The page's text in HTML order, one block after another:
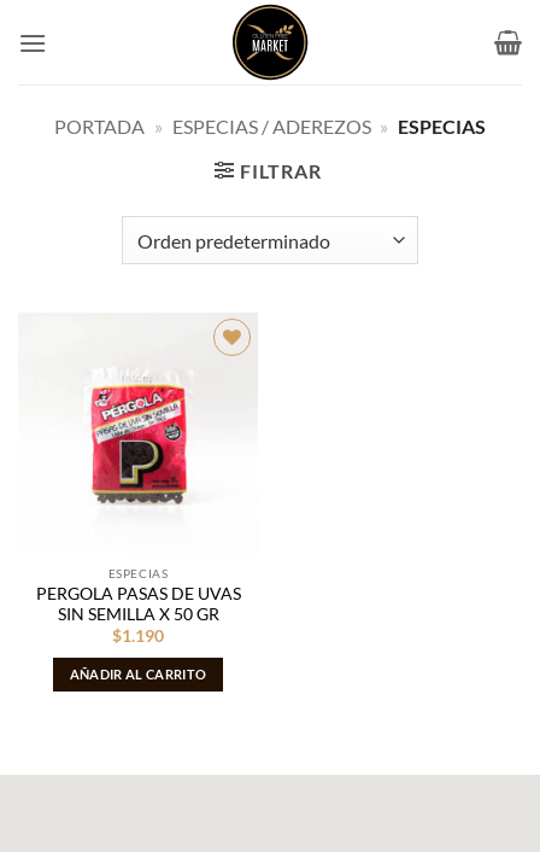
PORTADA » ESPECIAS / ADEREZOS » ESPECIAS
FILTRAR
ESPECIAS
PERGOLA PASAS DE UVAS
SIN SEMILLA X 50 GR
$1.190
AÑADIR AL CARRITO